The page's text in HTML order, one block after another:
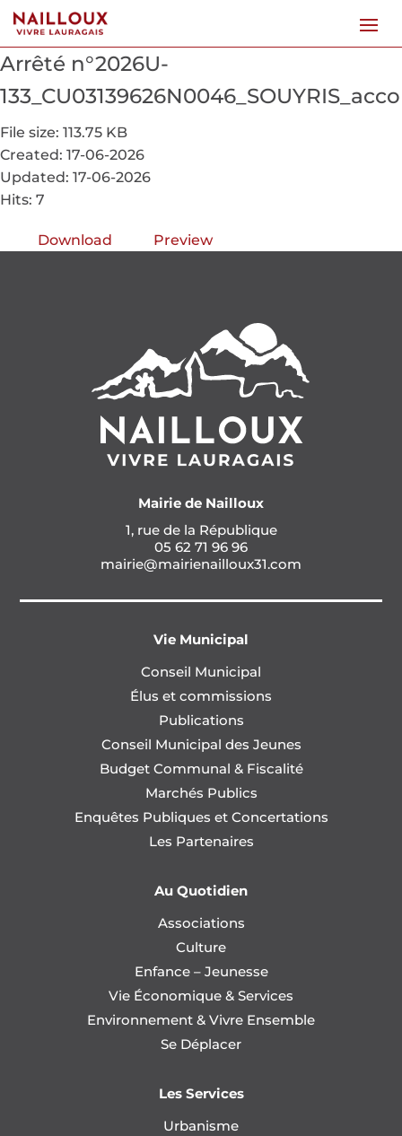
Arrêté n°2026U-
File size: 113.75 KB
Created: 17-06-2026
Updated: 17-06-2026
Hits: 7
Download Preview
Mairie de Nailloux
1, rue de la République
05 62 71 96 96
mairie@mairienailloux31.com
Vie Municipal
Conseil Municipal
Élus et commissions
Publications
Conseil Municipal des Jeunes
Budget Communal & Fiscalité
Marchés Publics
Enquêtes Publiques et Concertations
Les Partenaires
Au Quotidien
Associations
Culture
Enfance – Jeunesse
Vie Économique & Services
Environnement & Vivre Ensemble
Se Déplacer
Les Services
Urbanisme